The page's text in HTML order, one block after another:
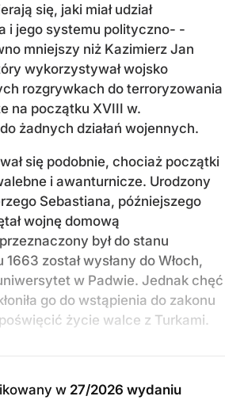
się, jaki miał udział
i jego systemu polityczno- -
mniejszy niż Kazimierz Jan
wykorzystywał wojsko
rozgrywkach do terroryzowania
na początku XVIII w.
żadnych działań wojennych.
się podobnie, chociaż początki
i awanturnicze. Urodzony
Sebastiana, późniejszego
wojnę domową
był do stanu
został wysłany do Włoch,
w Padwie. Jednak chęć
go do wstąpienia do zakonu
życie walce z Turkami.
w 27/2026 wydaniu